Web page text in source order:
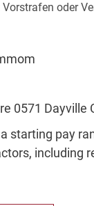
oder
0571 Dayville
starting pay
including